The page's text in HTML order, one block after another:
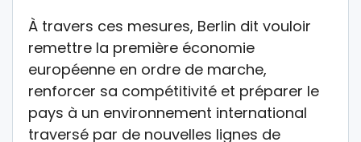
À travers ces mesures, Berlin dit vouloir
remettre la première économie
européenne en ordre de marche,
renforcer sa compétitivité et préparer le
pays à un environnement international
traversé par de nouvelles lignes de